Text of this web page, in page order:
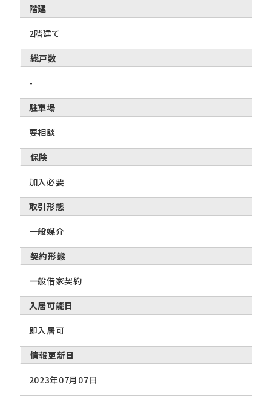
階建
2階建て
総戸数
-
駐車場
要相談
保険
加入必要
取引形態
一般媒介
契約形態
一般借家契約
入居可能日
即入居可
情報更新日
2023年07月07日